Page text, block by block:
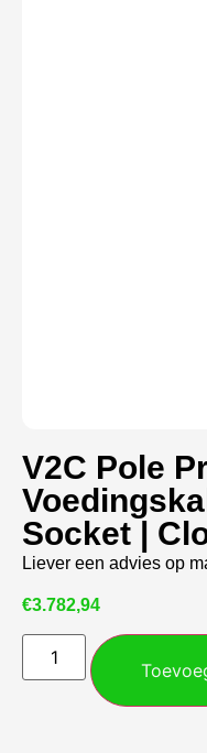
V2C Pole
Socket |
Liever een advies op
€3.782,94